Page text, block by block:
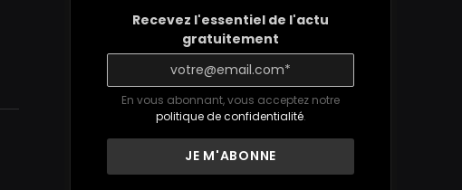
Recevez l'essentiel de l'actu
gratuitement
En vous abonnant, vous acceptez notre
politique de confidentialité.